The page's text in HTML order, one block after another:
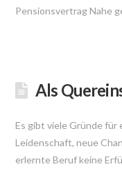
Pensionsvertrag Nahe
Als
Es gibt viele Gründe
Leidenschaft, neue
erlernte Beruf keine